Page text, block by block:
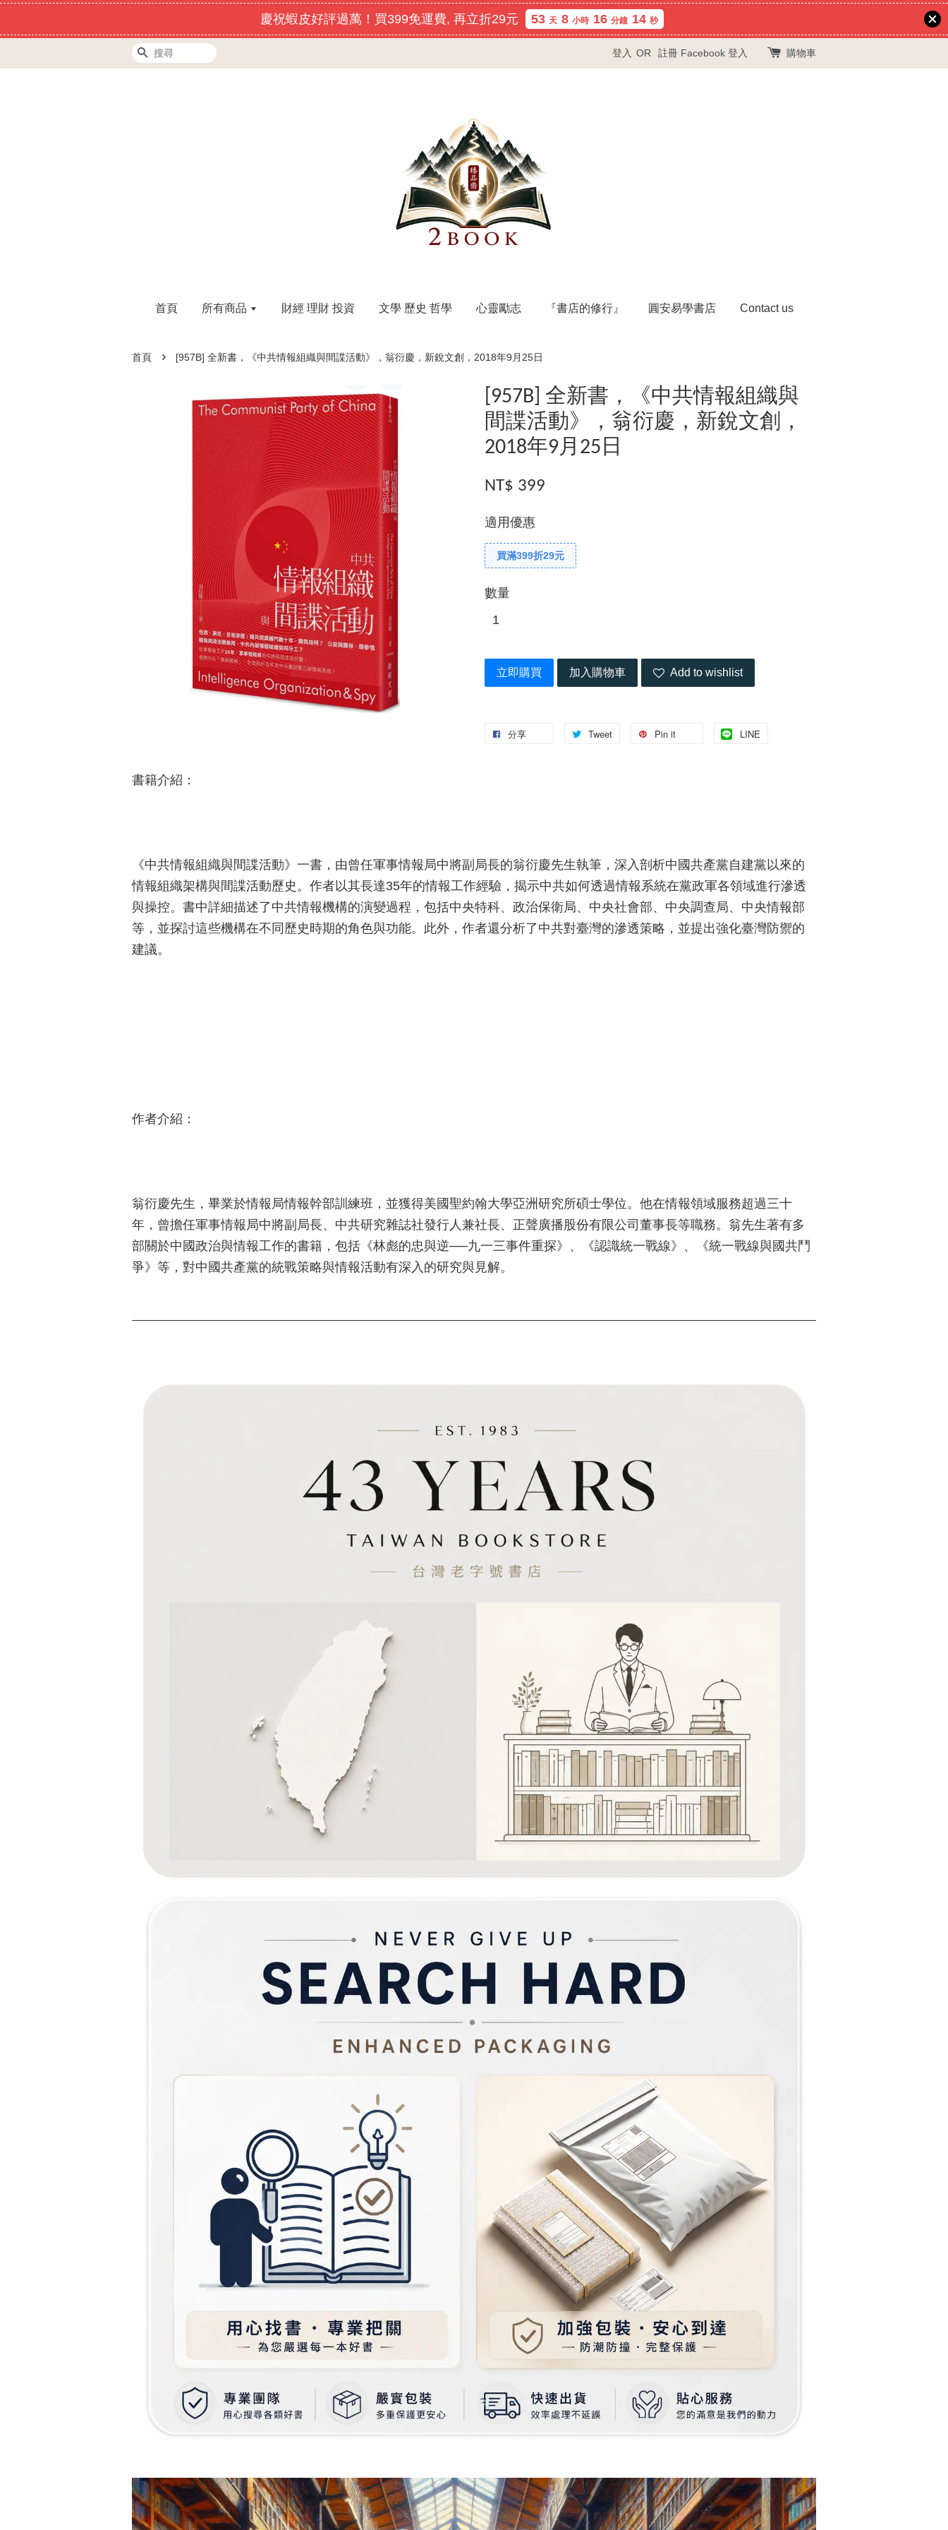
慶祝蝦皮好評過萬！買399免運費, 再立折29元 53 天 8 小時 16 分鐘 12 秒
搜尋 登入 OR 註冊 Facebook 登入 購物車
首頁 所有商品 財經 理財 投資 文學 歷史 哲學 心靈勵志 『書店的修行』 圓安易學書店 Contact us
首頁 › [957B] 全新書，《中共情報組織與間諜活動》，翁衍慶，新銳文創，2018年9月25日
[957B] 全新書，《中共情報組織與
間諜活動》，翁衍慶，新銳文創，
2018年9月25日
NT$ 399
適用優惠
買滿399折29元
數量
立即購買 加入購物車 Add to wishlist
分享 Tweet Pin it LINE
書籍介紹：
《中共情報組織與間諜活動》一書，由曾任軍事情報局中將副局長的翁衍慶先生執筆，深入剖析中國共產黨自建黨以來的
情報組織架構與間諜活動歷史。作者以其長達35年的情報工作經驗，揭示中共如何透過情報系統在黨政軍各領域進行滲透
與操控。書中詳細描述了中共情報機構的演變過程，包括中央特科、政治保衛局、中央社會部、中央調查局、中央情報部
等，並探討這些機構在不同歷史時期的角色與功能。此外，作者還分析了中共對臺灣的滲透策略，並提出強化臺灣防禦的
建議。
作者介紹：
翁衍慶先生，畢業於情報局情報幹部訓練班，並獲得美國聖約翰大學亞洲研究所碩士學位。他在情報領域服務超過三十
年，曾擔任軍事情報局中將副局長、中共研究雜誌社發行人兼社長、正聲廣播股份有限公司董事長等職務。翁先生著有多
部關於中國政治與情報工作的書籍，包括《林彪的忠與逆──九一三事件重探》、《認識統一戰線》、《統一戰線與國共鬥
爭》等，對中國共產黨的統戰策略與情報活動有深入的研究與見解。